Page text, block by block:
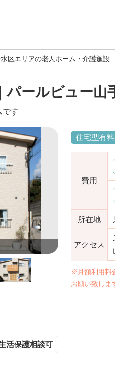
す
をお探しの方へ 老
者様の声 お
区エリアの老人ホーム・介護施設
パールビュー山
です
住宅型有
費用
所在地
アクセス
※月額利用料
お願い致しま
活保護相談可